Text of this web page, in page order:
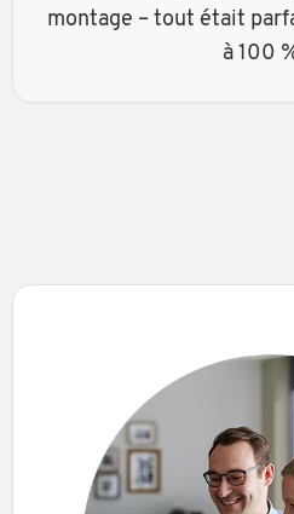
montage – tout était
à 100